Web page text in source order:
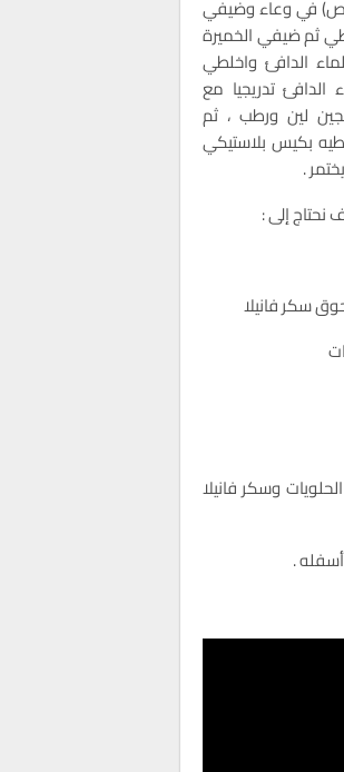
في وعاء وضيفي
ثم ضيفي الخميرة
الدافئ واخلطي
الدافئ تدريجيا مع
لين ورطب ، ثم
بكيس بلاستيكي
نحتاج إلى :
سكر فانيلا
وسكر فانيلا
.